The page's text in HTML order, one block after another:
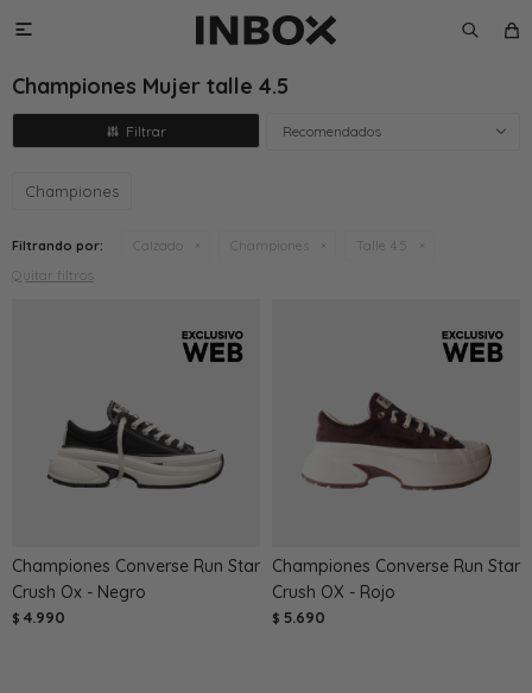

Championes Mujer talle 4.5
Recomendados
Championes
Filtrando por: Calzado Championes Talle 4.5
Quitar filtros
Championes Converse Run Star
Crush Ox - Negro
$ 4.990
Championes Converse Run Star
Crush OX - Rojo
$ 5.690